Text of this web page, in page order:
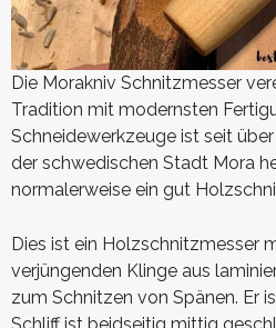
Die Morakniv Schnitzmesser
Tradition mit modernsten
Schneidewerkzeuge ist seit
der schwedischen Stadt Mora
normalerweise ein gut
Dies ist ein Holzschnitzmesser
verjüngenden Klinge aus
zum Schnitzen von Spänen. Er
Schliff ist beidseitig mittig